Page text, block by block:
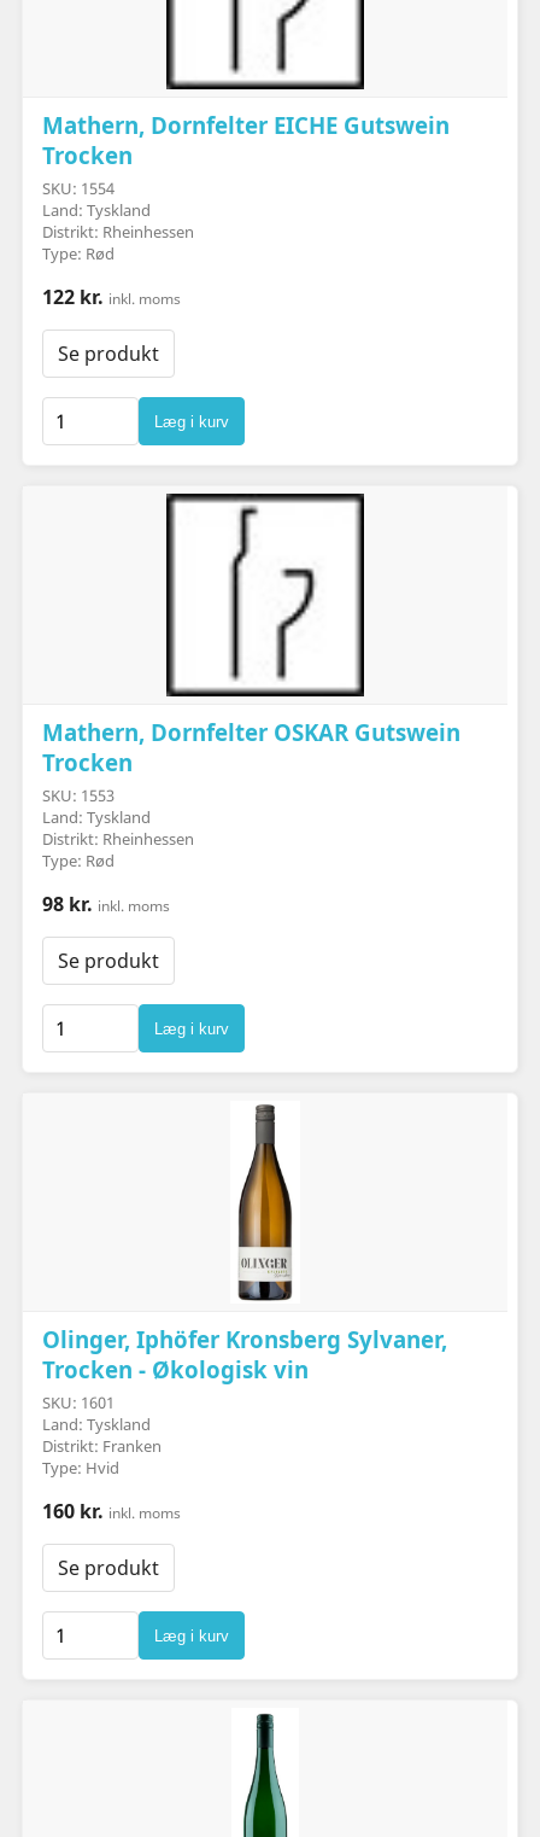
Mathern, Dornfelter EICHE Gutswein
Trocken
SKU: 1554
Land: Tyskland
Distrikt: Rheinhessen
Type: Rød
122 kr. inkl. moms
Se produkt
Læg i kurv
Mathern, Dornfelter OSKAR Gutswein
Trocken
SKU: 1553
Land: Tyskland
Distrikt: Rheinhessen
Type: Rød
98 kr. inkl. moms
Se produkt
Læg i kurv
Olinger, Iphöfer Kronsberg Sylvaner,
Trocken - Økologisk vin
SKU: 1601
Land: Tyskland
Distrikt: Franken
Type: Hvid
160 kr. inkl. moms
Se produkt
Læg i kurv